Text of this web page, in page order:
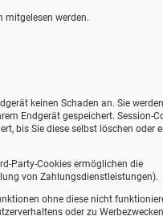
mitgelesen werden.
keinen Schaden an. Sie werden
Endgerät gespeichert. Session-
bis Sie diese selbst löschen oder
Party-Cookies ermöglichen die
von Zahlungsdienstleistungen).
ohne diese nicht
oder zu Werbezwecken